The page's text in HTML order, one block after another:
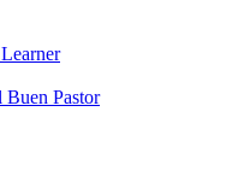
Buen Pastor